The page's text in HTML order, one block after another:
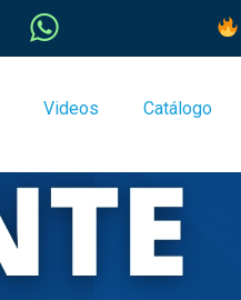
Videos Catálogo